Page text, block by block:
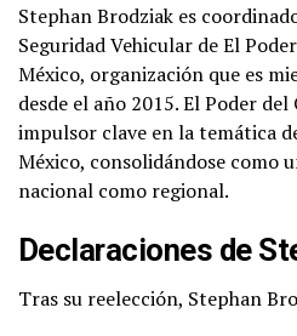
Stephan Brodziak es
Seguridad Vehicular de El
México, organización que es
desde el año 2015. El Poder
impulsor clave en la temática
México, consolidándose como
nacional como regional.
Declaraciones de
Tras su reelección, Stephan